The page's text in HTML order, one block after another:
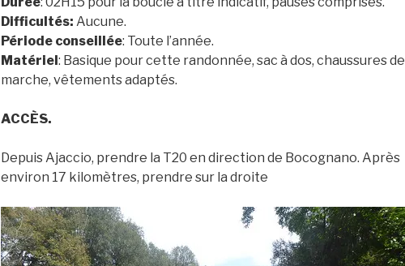
Difficultés: Aucune.
Période conseillée: Toute l’année.
Matériel: Basique pour cette randonnée, sac à dos, chaussures de
marche, vêtements adaptés.
ACCÈS.
Depuis Ajaccio, prendre la T20 en direction de Bocognano. Après
environ 17 kilomètres, prendre sur la droite